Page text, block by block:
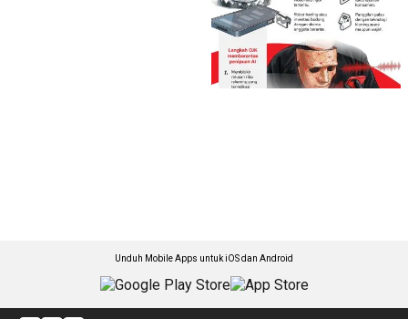
Unduh Mobile Apps untuk iOS dan Android